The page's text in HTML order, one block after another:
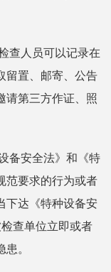
查人员可以记录在
留置、邮寄、公告
请第三方作证、照
备安全法》和《特
范要求的行为或者
下达《特种设备安
查单位立即或者
。